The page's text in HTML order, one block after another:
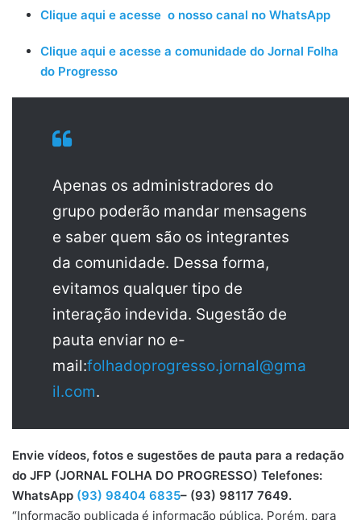
Clique aqui e acesse o nosso canal no WhatsApp
Clique aqui e acesse a comunidade do Jornal Folha
do Progresso
Apenas os administradores do
grupo poderão mandar mensagens
e saber quem são os integrantes
da comunidade. Dessa forma,
evitamos qualquer tipo de
interação indevida. Sugestão de
pauta enviar no e-
mail:folhadoprogresso.jornal@gma
il.com.
Envie vídeos, fotos e sugestões de pauta para a redação
do JFP (JORNAL FOLHA DO PROGRESSO) Telefones:
WhatsApp (93) 98404 6835– (93) 98117 7649.
“Informação publicada é informação pública. Porém, para